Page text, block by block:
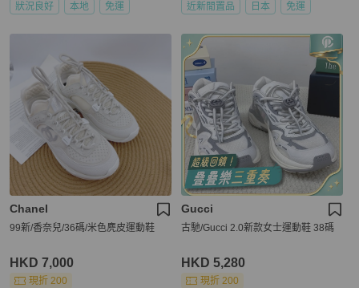
狀況良好 本地 免運 近新閒置品 日本 免運
Chanel
99新/香奈兒/36碼/米色麂皮運動鞋
HKD 7,000
現折 200
Gucci
古馳/Gucci 2.0新款女士運動鞋 38碼
HKD 5,280
現折 200